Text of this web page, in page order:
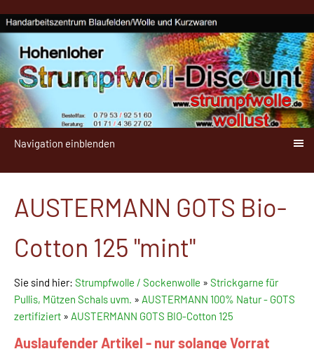
Navigation einblenden
AUSTERMANN GOTS Bio-
Cotton 125 "mint"
Sie sind hier: Strumpfwolle / Sockenwolle » Strickgarne für
Pullis, Mützen Schals uvm. » AUSTERMANN 100% Natur - GOTS
zertifiziert » AUSTERMANN GOTS BIO-Cotton 125
Auslaufender Artikel - nur solange Vorrat